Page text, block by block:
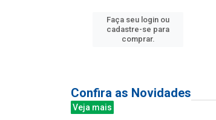
Faça seu login ou
cadastre-se para
comprar.
Confira as Novidades
Veja mais